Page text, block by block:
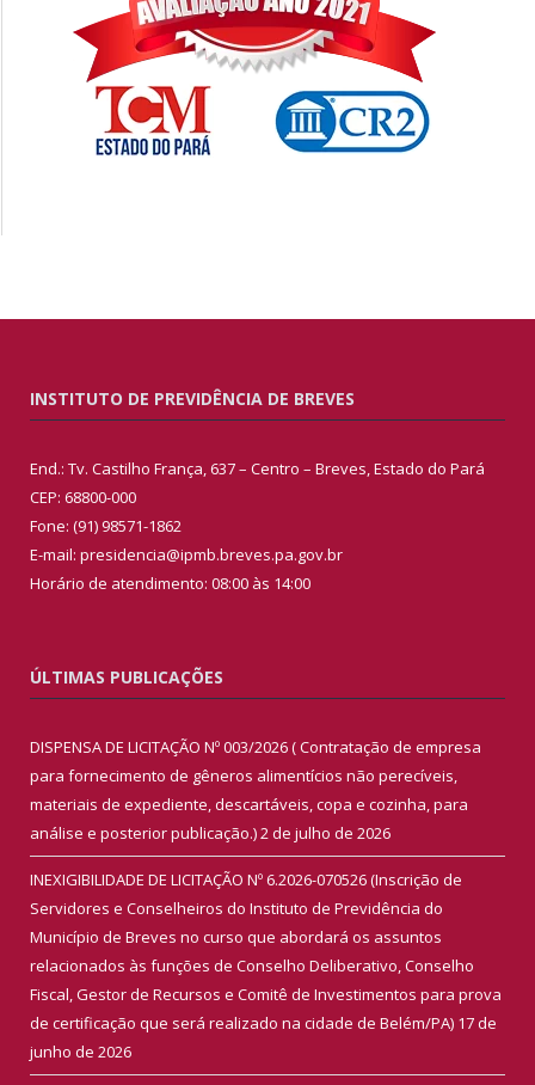
INSTITUTO DE PREVIDÊNCIA DE BREVES
End.: Tv. Castilho França, 637 – Centro – Breves, Estado do Pará
CEP: 68800-000
Fone: (91) 98571-1862
E-mail: presidencia@ipmb.breves.pa.gov.br
Horário de atendimento: 08:00 às 14:00
ÚLTIMAS PUBLICAÇÕES
DISPENSA DE LICITAÇÃO Nº 003/2026 ( Contratação de empresa
para fornecimento de gêneros alimentícios não perecíveis,
materiais de expediente, descartáveis, copa e cozinha, para
análise e posterior publicação.)2 de julho de 2026
INEXIGIBILIDADE DE LICITAÇÃO Nº 6.2026-070526 (Inscrição de
Servidores e Conselheiros do Instituto de Previdência do
Município de Breves no curso que abordará os assuntos
relacionados às funções de Conselho Deliberativo, Conselho
Fiscal, Gestor de Recursos e Comitê de Investimentos para prova
de certificação que será realizado na cidade de Belém/PA) 17 de
junho de 2026